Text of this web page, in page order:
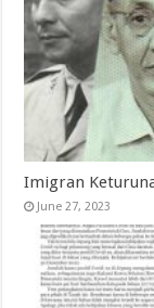
Imigran
June 27, 2023